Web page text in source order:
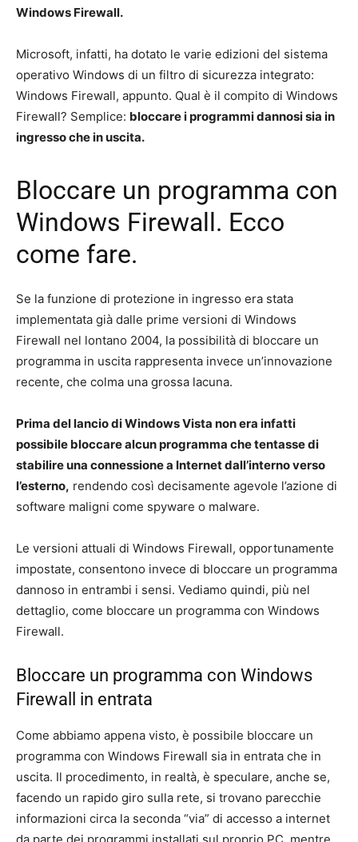
Windows Firewall.
Microsoft, infatti, ha dotato le varie edizioni del sistema
operativo Windows di un filtro di sicurezza integrato:
Windows Firewall, appunto. Qual è il compito di Windows
Firewall? Semplice: bloccare i programmi dannosi sia in
ingresso che in uscita.
Bloccare un programma con
Windows Firewall. Ecco
come fare.
Se la funzione di protezione in ingresso era stata
implementata già dalle prime versioni di Windows
Firewall nel lontano 2004, la possibilità di bloccare un
programma in uscita rappresenta invece un’innovazione
recente, che colma una grossa lacuna.
Prima del lancio di Windows Vista non era infatti
possibile bloccare alcun programma che tentasse di
stabilire una connessione a Internet dall’interno verso
l’esterno, rendendo così decisamente agevole l’azione di
software maligni come spyware o malware.
Le versioni attuali di Windows Firewall, opportunamente
impostate, consentono invece di bloccare un programma
dannoso in entrambi i sensi. Vediamo quindi, più nel
dettaglio, come bloccare un programma con Windows
Firewall.
Bloccare un programma con Windows
Firewall in entrata
Come abbiamo appena visto, è possibile bloccare un
programma con Windows Firewall sia in entrata che in
uscita. Il procedimento, in realtà, è speculare, anche se,
facendo un rapido giro sulla rete, si trovano parecchie
informazioni circa la seconda “via” di accesso a internet